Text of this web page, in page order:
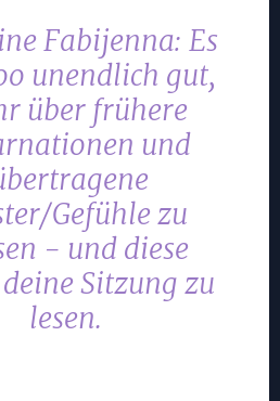
Fabijenna: Es
unendlich gut,
über frühere
und
Gefühle zu
- und diese
Sitzung zu
lesen.